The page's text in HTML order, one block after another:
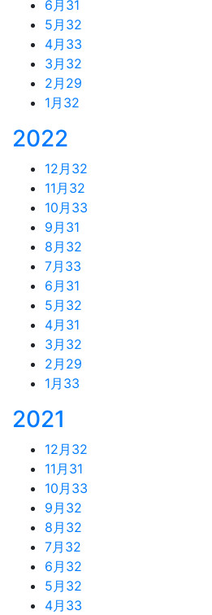
6月 31
5月 32
4月 33
3月 32
2月 29
1月 32
2022
12月 32
11月 32
10月 33
9月 31
8月 32
7月 33
6月 31
5月 32
4月 31
3月 32
2月 29
1月 33
2021
12月 32
11月 31
10月 33
9月 32
8月 32
7月 32
6月 32
5月 32
4月 33